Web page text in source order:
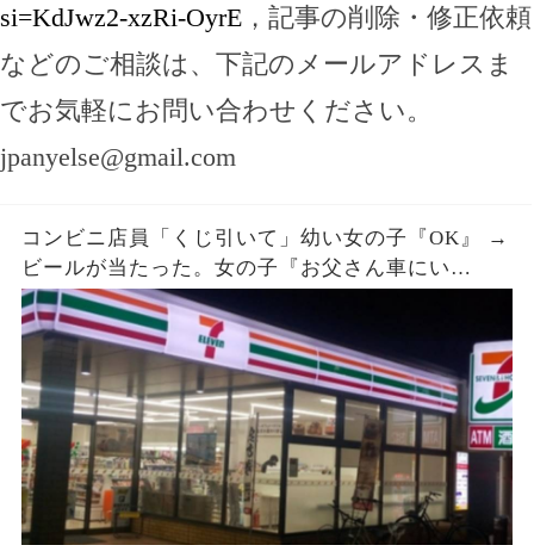
si=KdJwz2-xzRi-OyrE ，記事の削除・修正依頼
などのご相談は、下記のメールアドレスま
でお気軽にお問い合わせください。
jpanyelse@gmail.com
コンビニ店員「くじ引いて」幼い女の子『OK』 →
ビールが当たった。女の子『お父さん車にい
て…』店員「呼んできて」 → しばらくすると、鼻
ヂを押さえた女の子が再入店してきて…